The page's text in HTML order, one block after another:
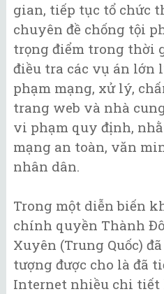
gian, tiếp tục tổ chức
chuyên đề chống tội
trọng điểm trong thời
điều tra các vụ án lớn
phạm mạng, xử lý,
trang web và nhà
vi phạm quy định,
mạng an toàn, văn
nhân dân.
Trong một diễn biến
chính quyền Thành
Xuyên (Trung Quốc)
tượng được cho là đã
Internet nhiều chi tiết